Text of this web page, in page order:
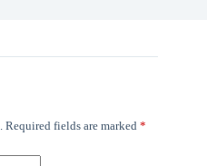
Required fields are marked *